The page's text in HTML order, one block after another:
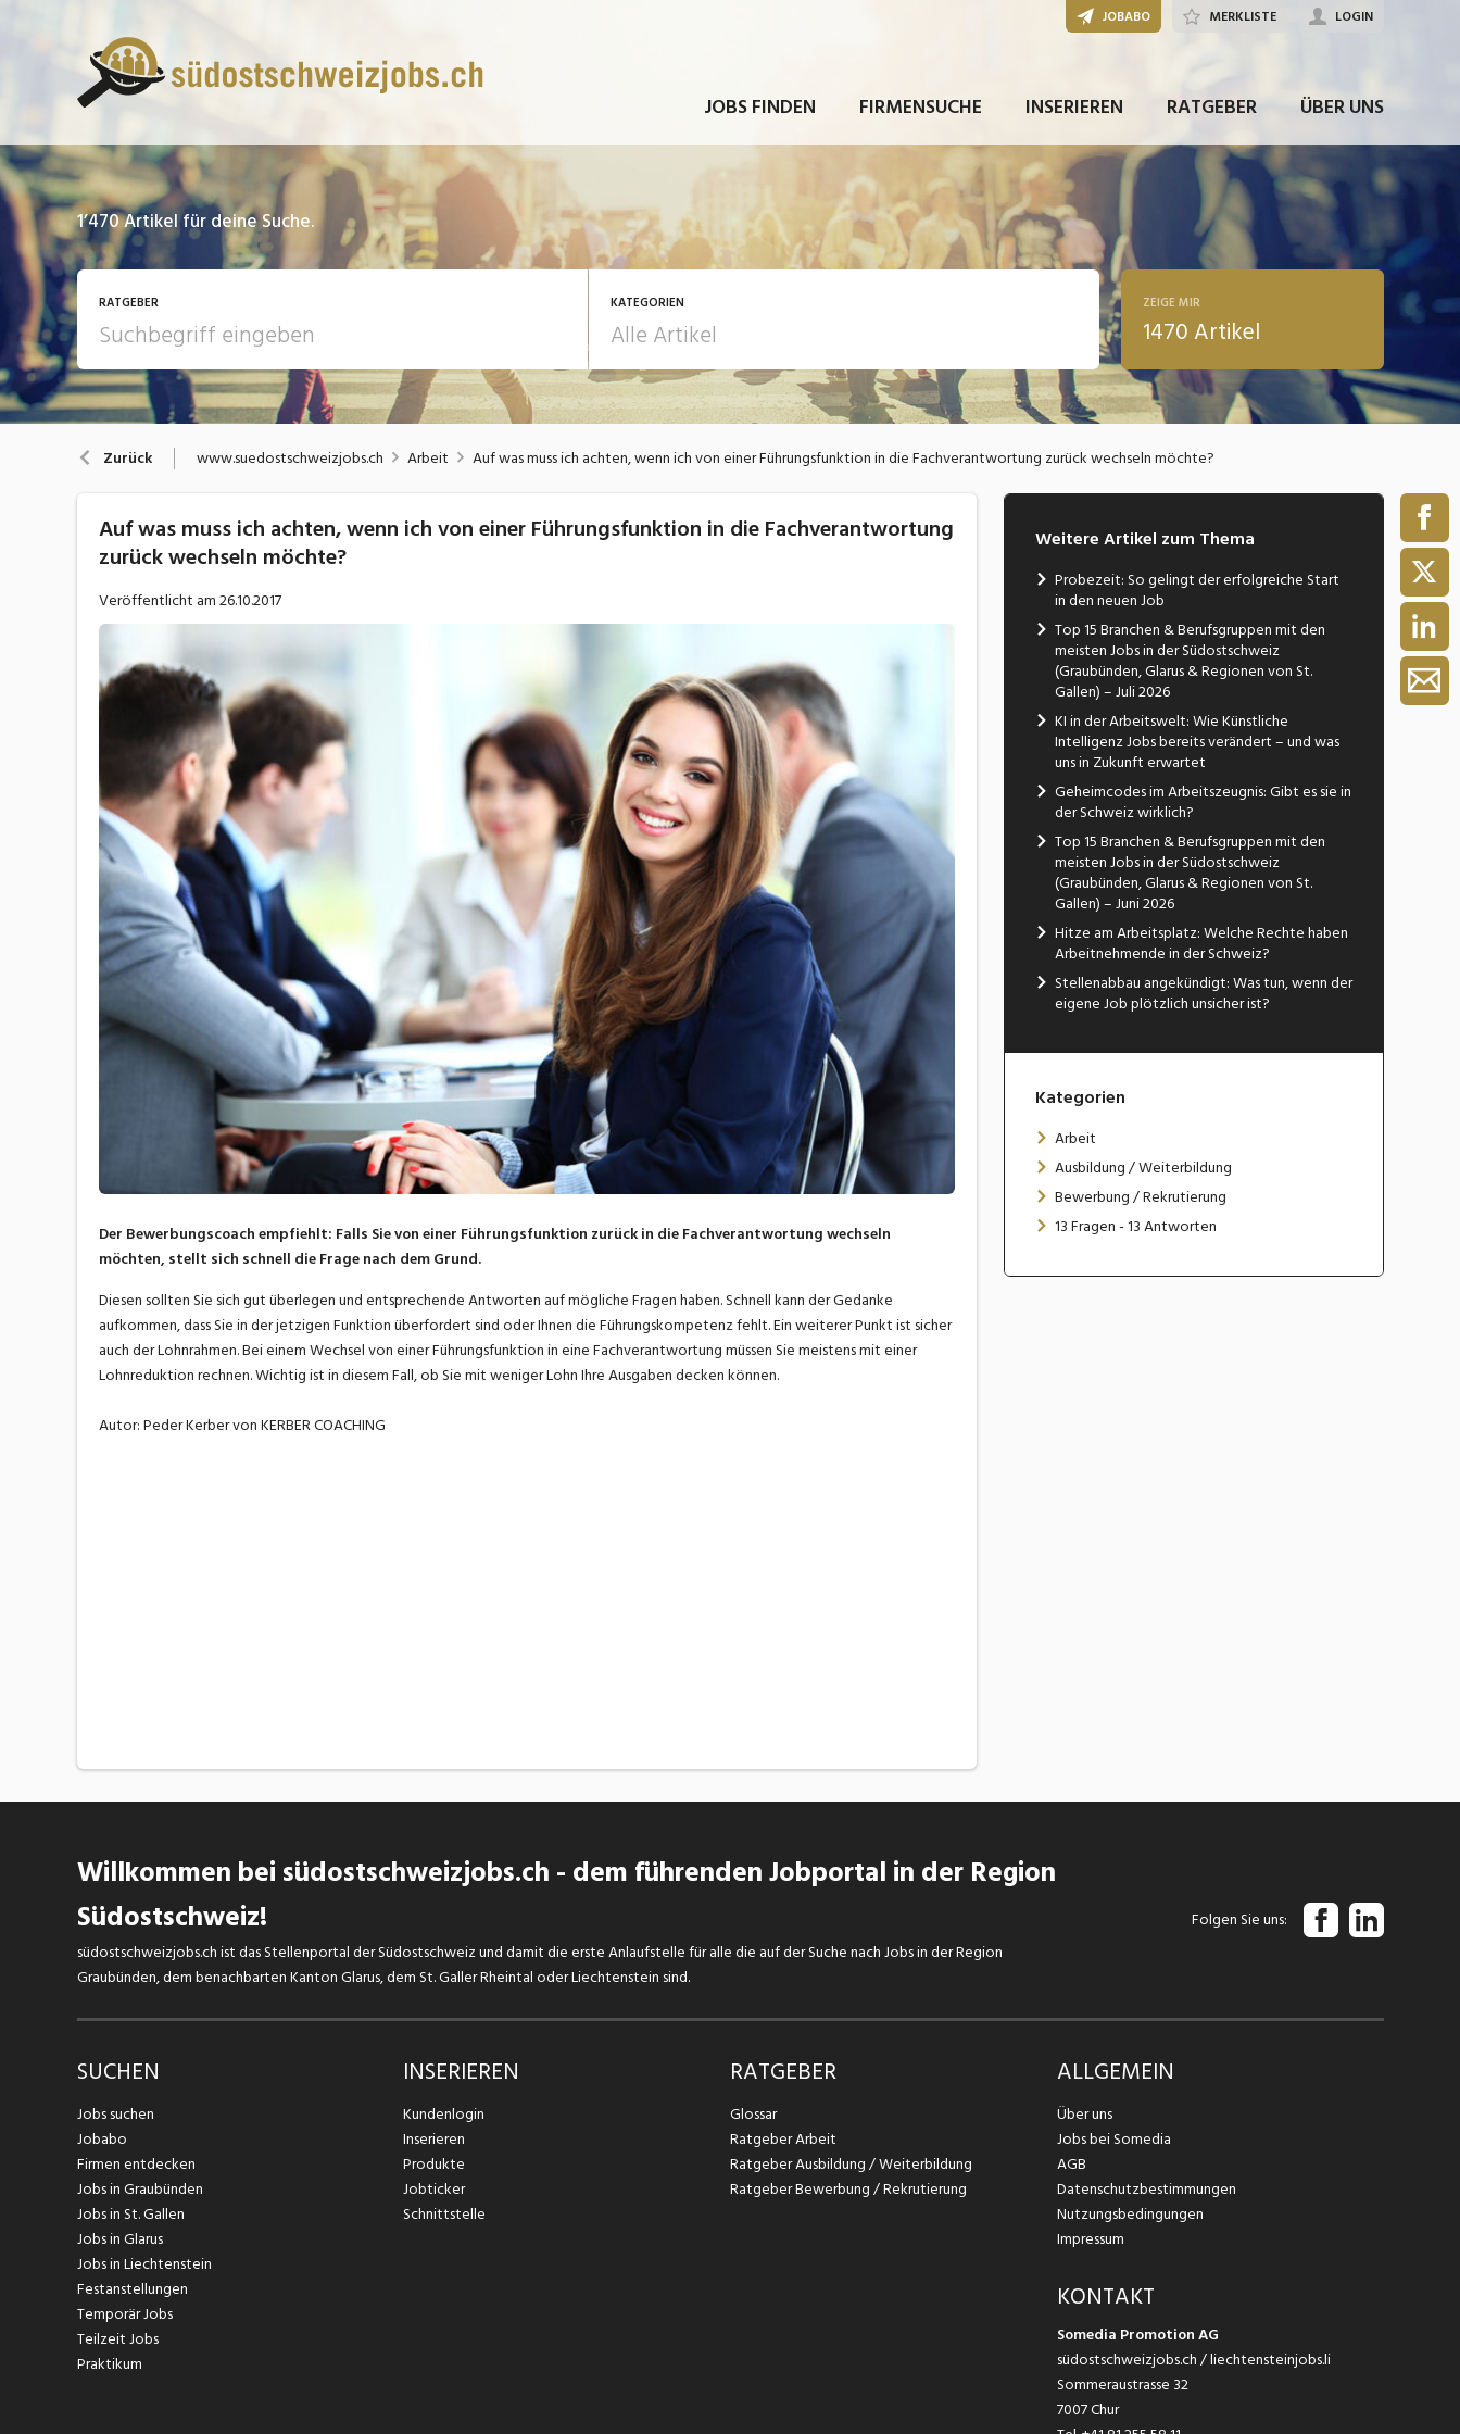
JOBS FINDEN FIRMENSUCHE INSERIEREN RATGEBER ÜBER UNS
JOBABO MERKLISTE LOGIN
1’470Artikel für deine Suche.
RATGEBER KATEGORIEN
13 Fragen - 13 Antworten Arbeit
Ausbildung / Weiterbildung
Bewerbung / Rekrutierung
ZEIGE MIR
1470 Artikel
Zurück www.suedostschweizjobs.ch Arbeit Auf was muss ich achten, wenn ich von einer Führungsfunktion in die Fachverantwortung zurück wechseln möchte?
Auf was muss ich achten, wenn ich von einer Führungsfunktion in die Fachverantwortung
zurück wechseln möchte?
Veröffentlicht am26.10.2017
Der Bewerbungscoach empfiehlt: Falls Sie von einer Führungsfunktion zurück in die Fachverantwortung wechseln
möchten, stellt sich schnell die Frage nach dem Grund.
Diesen sollten Sie sich gut überlegen und entsprechende Antworten auf mögliche Fragen haben. Schnell kann der Gedanke
aufkommen, dass Sie in der jetzigen Funktion überfordert sind oder Ihnen die Führungskompetenz fehlt. Ein weiterer Punkt ist sicher
auch der Lohnrahmen. Bei einem Wechsel von einer Führungsfunktion in eine Fachverantwortung müssen Sie meistens mit einer
Lohnreduktion rechnen. Wichtig ist in diesem Fall, ob Sie mit weniger Lohn Ihre Ausgaben decken können.
Autor: Peder Kerber von KERBER COACHING
Weitere Artikel zum Thema
Probezeit: So gelingt der erfolgreiche Start
in den neuen Job
Top 15 Branchen & Berufsgruppen mit den
meisten Jobs in der Südostschweiz
(Graubünden, Glarus & Regionen von St.
Gallen) – Juli 2026
KI in der Arbeitswelt: Wie Künstliche
Intelligenz Jobs bereits verändert – und was
uns in Zukunft erwartet
Geheimcodes im Arbeitszeugnis: Gibt es sie in
der Schweiz wirklich?
Top 15 Branchen & Berufsgruppen mit den
meisten Jobs in der Südostschweiz
(Graubünden, Glarus & Regionen von St.
Gallen) – Juni 2026
Hitze am Arbeitsplatz: Welche Rechte haben
Arbeitnehmende in der Schweiz?
Stellenabbau angekündigt: Was tun, wenn der
eigene Job plötzlich unsicher ist?
Kategorien
Arbeit
Ausbildung / Weiterbildung
Bewerbung / Rekrutierung
13 Fragen - 13 Antworten
Willkommen bei südostschweizjobs.ch - dem führenden Jobportal in der Region
Südostschweiz!
südostschweizjobs.ch ist das Stellenportal der Südostschweiz und damit die erste Anlaufstelle für alle die auf der Suche nach Jobs in der Region
Graubünden, dem benachbarten Kanton Glarus, dem St. Galler Rheintal oder Liechtenstein sind.
Folgen Sie uns
SUCHEN
Jobs suchen
Jobabo
Firmen entdecken
Jobs in Graubünden
Jobs in St. Gallen
Jobs in Glarus
Jobs in Liechtenstein
Festanstellungen
Temporär Jobs
Teilzeit Jobs
Praktikum
INSERIEREN
Kundenlogin
Inserieren
Produkte
Jobticker
Schnittstelle
RATGEBER
Glossar
Ratgeber Arbeit
Ratgeber Ausbildung / Weiterbildung
Ratgeber Bewerbung / Rekrutierung
ALLGEMEIN
Über uns
Jobs bei Somedia
AGB
Datenschutzbestimmungen
Nutzungsbedingungen
Impressum
KONTAKT
Somedia Promotion AG
südostschweizjobs.ch / liechtensteinjobs.li
Sommeraustrasse 32
7007 Chur